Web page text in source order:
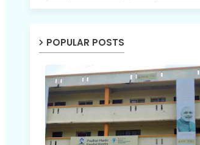
POPULAR POSTS